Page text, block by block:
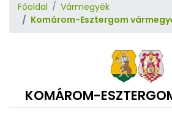
Főoldal
Vármegyék
Komárom-Esztergom
KOMÁROM-